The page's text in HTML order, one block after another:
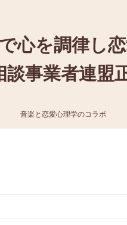
心を調律し
事業者連盟
音楽と恋愛心理学のコラボ